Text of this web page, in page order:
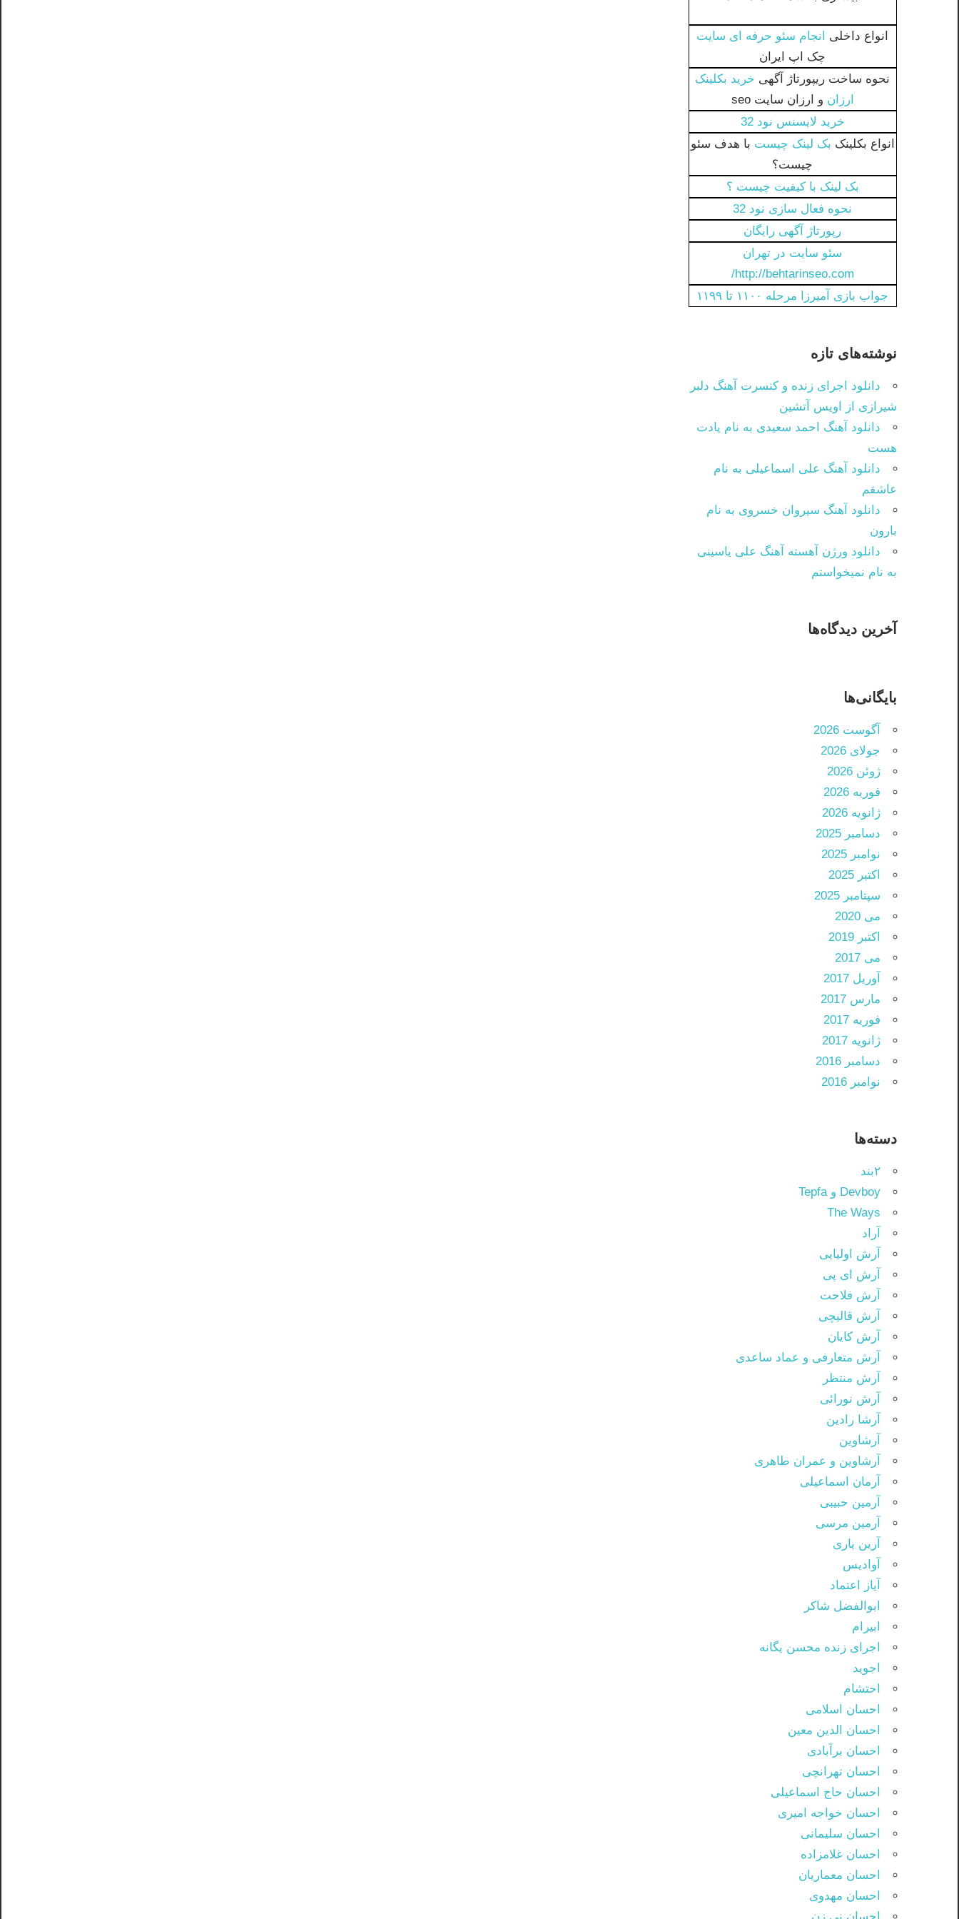
انواع داخلی
انجام سئو حرفه ای سایت
چک اپ ایران
نحوه ساخت ریپورتاژ آگهی خرید بکلینک
ارزان و ارزان سایت seo
خرید لایسنس نود 32
انواع بکلینک بک لینک چیست با هدف سئو
چیست؟
بک لینک با کیفیت چیست ؟
نحوه فعال سازی نود 32
رپورتاژ آگهی رایگان
سئو سایت در تهران
http://behtarinseo.com/
جواب بازی آمیرزا مرحله ۱۱۰۰ تا ۱۱۹۹
نوشته‌های تازه
دانلود اجرای زنده و کنسرت آهنگ دلبر
شیرازی از اویس آتشین
دانلود آهنگ احمد سعیدی به نام یادت
هست
دانلود آهنگ علی اسماعیلی به نام
عاشقم
دانلود آهنگ سیروان خسروی به نام
بارون
دانلود ورژن آهسته آهنگ علی یاسینی
به نام نمیخواستم
آخرین دیدگاه‌ها
بایگانی‌ها
آگوست 2026
جولای 2026
ژوئن 2026
فوریه 2026
ژانویه 2026
دسامبر 2025
نوامبر 2025
اکتبر 2025
سپتامبر 2025
می 2020
اکتبر 2019
می 2017
آوریل 2017
مارس 2017
فوریه 2017
ژانویه 2017
دسامبر 2016
نوامبر 2016
دسته‌ها
۲بند
Devboy و Tepfa
The Ways
آراد
آرش اولیایی
آرش ای پی
آرش فلاحت
آرش قالیچی
آرش کایان
آرش متعارفی و عماد ساعدی
آرش منتظر
آرش نورائی
آرشا رادین
آرشاوین
آرشاوین و عمران طاهری
آرمان اسماعیلی
آرمین حبیبی
آرمین مرسی
آرین یاری
آوادیس
آیاز اعتماد
ابوالفضل شاکر
ابیرام
اجرای زنده محسن یگانه
اجوید
احتشام
احسان اسلامی
احسان الدین معین
احسان برآبادی
احسان تهرانچی
احسان حاج اسماعیلی
احسان خواجه امیری
احسان سلیمانی
احسان غلامزاده
احسان معماریان
احسان مهدوی